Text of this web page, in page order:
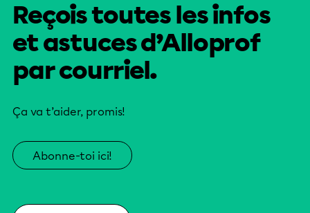
Reçois toutes les infos
et astuces d’Alloprof
par courriel.
Ça va t’aider, promis!
Abonne-toi ici!